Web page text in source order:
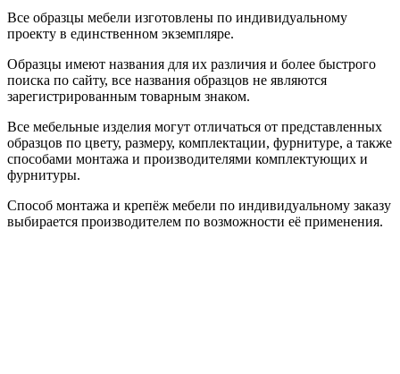
Все образцы мебели изготовлены по индивидуальному
проекту в единственном экземпляре.
Образцы имеют названия для их различия и более быстрого
поиска по сайту, все названия образцов не являются
зарегистрированным товарным знаком.
Все мебельные изделия могут отличаться от представленных
образцов по цвету, размеру, комплектации, фурнитуре, а также
способами монтажа и производителями комплектующих и
фурнитуры.
Способ монтажа и крепёж мебели по индивидуальному заказу
выбирается производителем по возможности её применения.